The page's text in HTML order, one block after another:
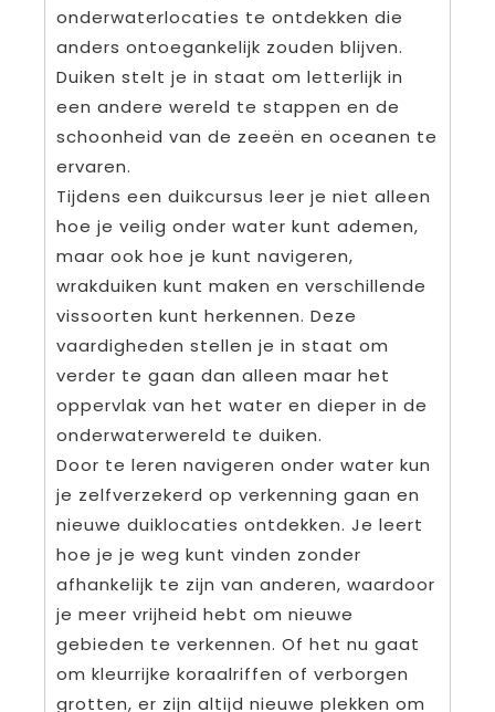
onderwaterlocaties te ontdekken die
anders ontoegankelijk zouden blijven.
Duiken stelt je in staat om letterlijk in
een andere wereld te stappen en de
schoonheid van de zeeën en oceanen te
ervaren.
Tijdens een duikcursus leer je niet alleen
hoe je veilig onder water kunt ademen,
maar ook hoe je kunt navigeren,
wrakduiken kunt maken en verschillende
vissoorten kunt herkennen. Deze
vaardigheden stellen je in staat om
verder te gaan dan alleen maar het
oppervlak van het water en dieper in de
onderwaterwereld te duiken.
Door te leren navigeren onder water kun
je zelfverzekerd op verkenning gaan en
nieuwe duiklocaties ontdekken. Je leert
hoe je je weg kunt vinden zonder
afhankelijk te zijn van anderen, waardoor
je meer vrijheid hebt om nieuwe
gebieden te verkennen. Of het nu gaat
om kleurrijke koraalriffen of verborgen
grotten, er zijn altijd nieuwe plekken om